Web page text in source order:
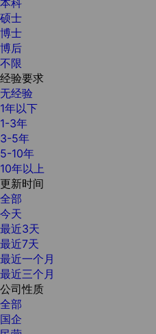
硕士
博士
博后
不限
经验要求
无经验
1年以下
1-3年
3-5年
5-10年
10年以上
更新时间
全部
今天
最近3天
最近7天
最近一个月
最近三个月
公司性质
全部
国企